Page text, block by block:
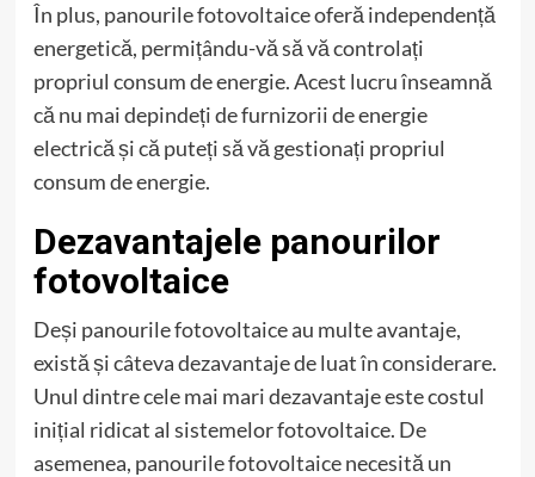
În plus, panourile fotovoltaice oferă independență
energetică, permițându-vă să vă controlați
propriul consum de energie. Acest lucru înseamnă
că nu mai depindeți de furnizorii de energie
electrică și că puteți să vă gestionați propriul
consum de energie.
Dezavantajele panourilor
fotovoltaice
Deși panourile fotovoltaice au multe avantaje,
există și câteva dezavantaje de luat în considerare.
Unul dintre cele mai mari dezavantaje este costul
inițial ridicat al sistemelor fotovoltaice. De
asemenea, panourile fotovoltaice necesită un